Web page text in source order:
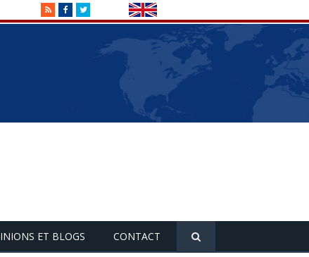
RSSFacebookTwitter
ET BLOGS CONTACT